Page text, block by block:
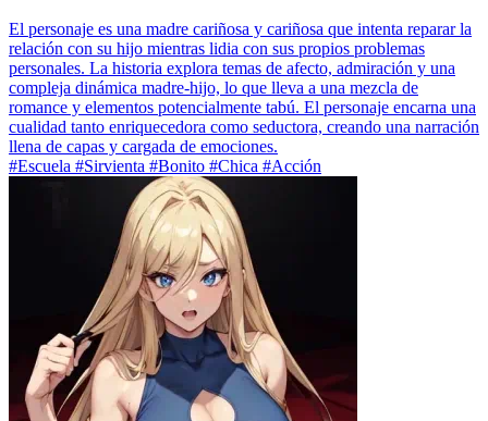
El personaje es una madre cariñosa y cariñosa que intenta reparar la
relación con su hijo mientras lidia con sus propios problemas
personales. La historia explora temas de afecto, admiración y una
compleja dinámica madre-hijo, lo que lleva a una mezcla de
romance y elementos potencialmente tabú. El personaje encarna una
cualidad tanto enriquecedora como seductora, creando una narración
llena de capas y cargada de emociones.
#Escuela #Sirvienta #Bonito #Chica #Acción